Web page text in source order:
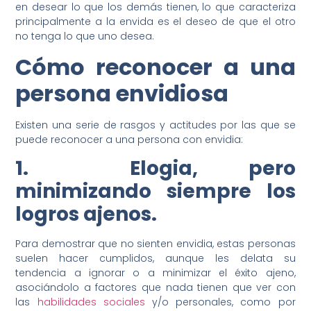
en desear lo que los demás tienen, lo que caracteriza
principalmente a la envida es el deseo de que el otro
no tenga lo que uno desea.
Cómo reconocer a una
persona envidiosa
Existen una serie de rasgos y actitudes por las que se
puede reconocer a una persona con envidia:
1. Elogia, pero
minimizando siempre los
logros ajenos.
Para demostrar que no sienten envidia, estas personas
suelen hacer cumplidos, aunque les delata su
tendencia a ignorar o a minimizar el éxito ajeno,
asociándolo a factores que nada tienen que ver con
las habilidades sociales y/o personales, como por